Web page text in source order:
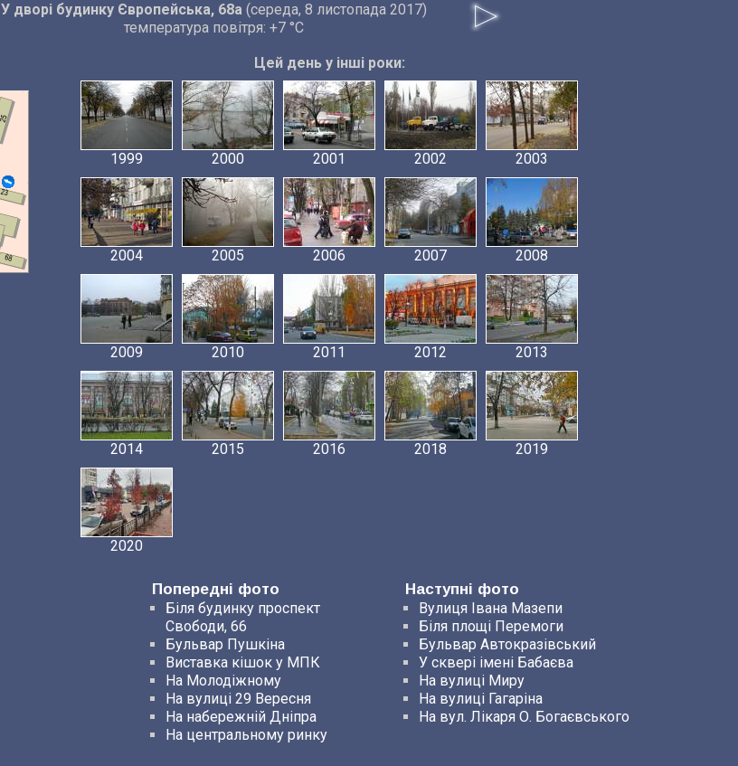
У дворі будинку Європейська, 68а (середа, 8 листопада 2017)
температура повітря: +7 °C
Цей день у інші роки:
1999 2000 2001 2002 2003
2004 2005 2006 2007 2008
2009 2010 2011 2012 2013
2014 2015 2016 2018 2019
2020
Попередні фото
Наступні фото
Біля будинку проспект
Свободи, 66
Бульвар Пушкіна
Виставка кішок у МПК
На Молодіжному
На вулиці 29 Вересня
На набережній Дніпра
На центральному ринку
Вулиця Івана Мазепи
Біля площі Перемоги
Бульвар Автокразівський
У сквері імені Бабаєва
На вулиці Миру
На вулиці Гагаріна
На вул. Лікаря О. Богаєвського